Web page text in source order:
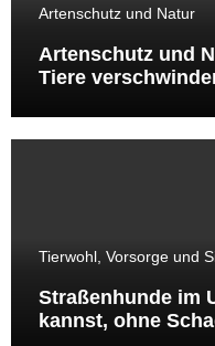
Artenschutz und Natur
Artenschutz und
Tiere
Tierwohl, Vorsorge und
Straßenhunde im
kannst, ohne